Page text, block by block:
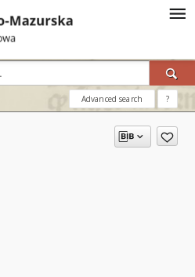
Advanced search ?